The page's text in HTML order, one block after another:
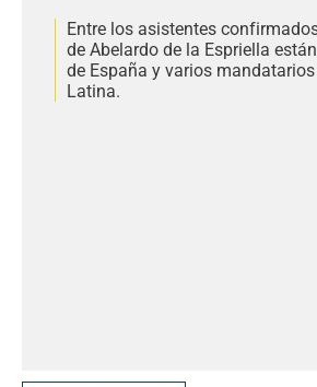
Entre los asistentes
de Abelardo de la Espriella
de España y varios
Latina.